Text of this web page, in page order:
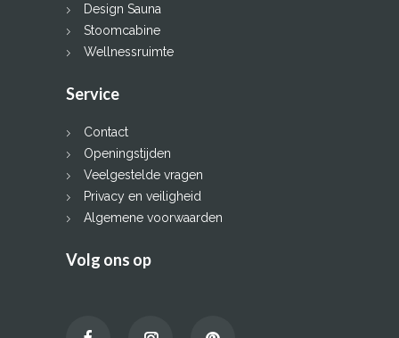
Design Sauna
Stoomcabine
Wellnessruimte
Service
Contact
Openingstijden
Veelgestelde vragen
Privacy en veiligheid
Algemene voorwaarden
Volg ons op